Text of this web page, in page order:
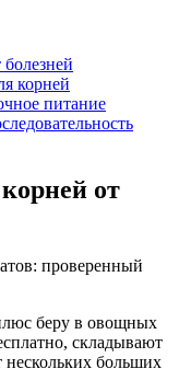
корней
питание
от
беру в овощных
складывают
нескольких больших